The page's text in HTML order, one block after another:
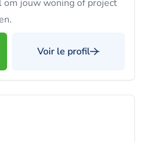
jouw woning of project
Voir le profil